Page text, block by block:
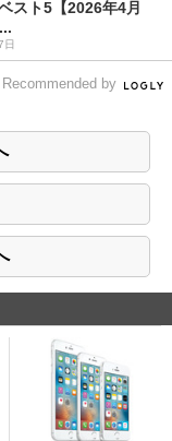
スト5【2026年4月
Recommended by